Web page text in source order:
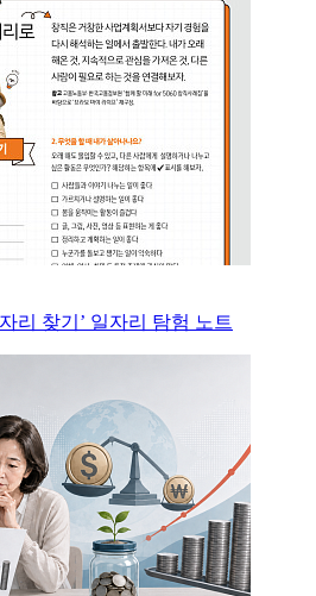
리 찾기’ 일자리 탐험 노트